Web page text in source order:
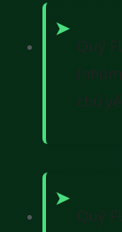
Quỹ
chủ
Quỹ